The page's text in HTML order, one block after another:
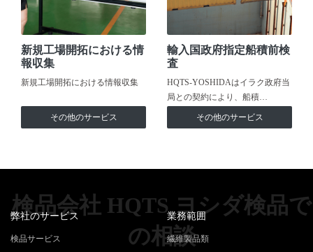
新規工場開拓における情
報収集
新規工場開拓における情報収集
その他のサービス
輸入国政府指定船積前検
査
HQTS-YOSHIDAはイラク政府当
局との契約により、船積…
その他のサービス
検品会社 HQTS ヨシダ検品で
の相談
弊社のサービス
検品サービス
業務範囲
繊維製品類